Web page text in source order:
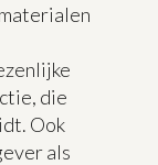
die
Ook
als